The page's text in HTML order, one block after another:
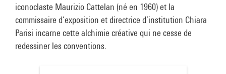
iconoclaste Maurizio Cattelan (né en 1960) et la
commissaire d’exposition et directrice d’institution Chiara
Parisi incarne cette alchimie créative qui ne cesse de
redessiner les conventions.